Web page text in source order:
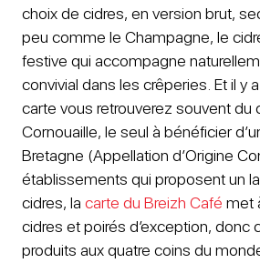
choix de cidres, en version brut,
peu comme le Champagne, le
festive qui accompagne
convivial dans les crêperies. Et il y
carte vous retrouverez souvent du
Cornouaille, le seul à bénéficier
Bretagne (Appellation d’Origine
établissements qui proposent un
cidres, la carte du Breizh Café met
cidres et poirés d’exception, donc
produits aux quatre coins du